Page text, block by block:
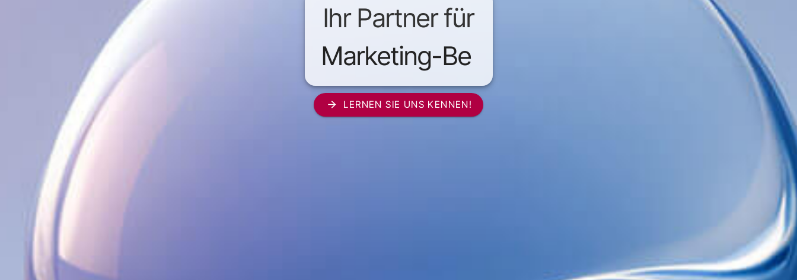
Ihr Partner für
Marketing-Bera
LERNEN SIE UNS KENNEN!